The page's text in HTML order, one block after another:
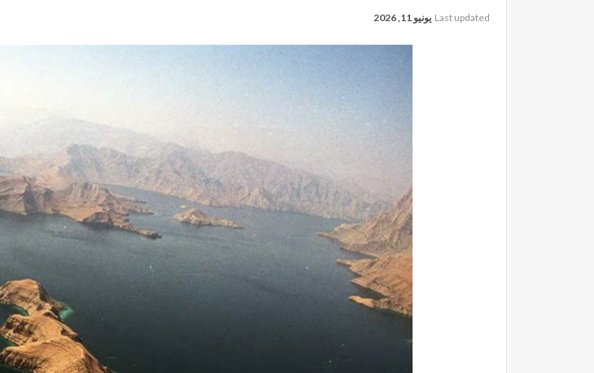
Last updated يونيو 11, 2026